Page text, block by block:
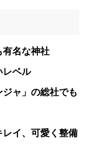
有名な神社
レベル
ャ」の総社でも
イ、可愛く整備